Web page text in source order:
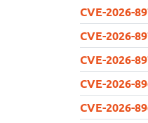
CVE-2026-
CVE-2026-
CVE-2026-
CVE-2026-
CVE-2026-